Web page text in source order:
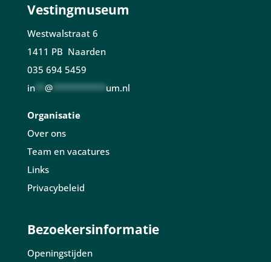
Vestingmuseum
Westwalstraat 6
1411 PB Naarden
035 694 5459
in** @*********** um.nl
Organisatie
Over ons
Team en vacatures
Links
Privacybeleid
Bezoekersinformatie
Openingstijden